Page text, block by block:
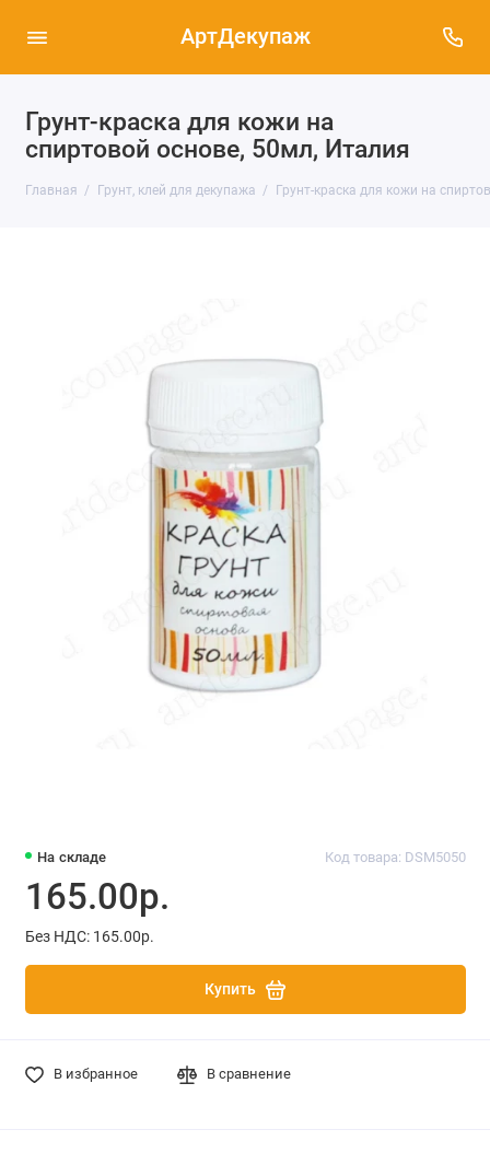
АртДекупаж
Грунт-краска для кожи на
спиртовой основе, 50мл, Италия
Главная Грунт, клей для декупажа Грунт-краска для кожи на
На складе Код товара: DSM5050
165.00р.
Без НДС: 165.00р.
Купить
В избранное В сравнение